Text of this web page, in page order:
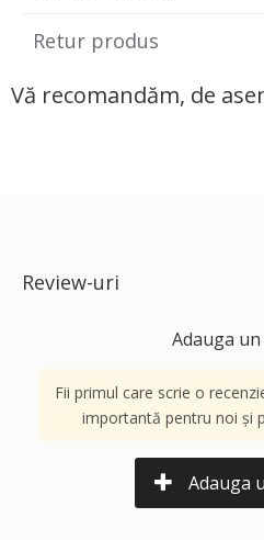
Retur produs
Vă recomandăm, de
Review-uri
Adauga
Fii primul care scrie o
importantă pentru noi și
Adauga